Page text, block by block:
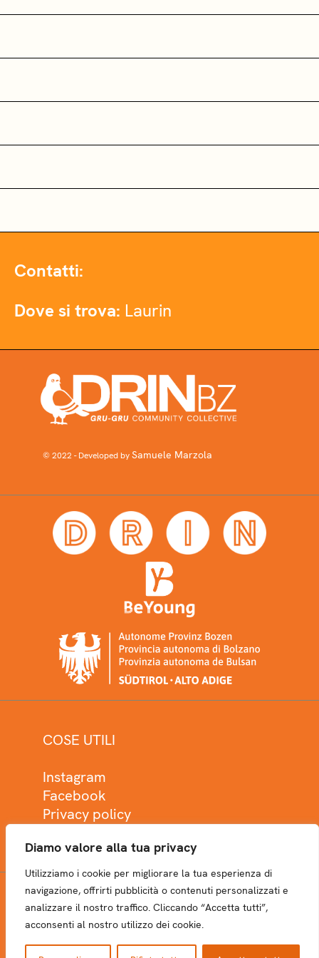
Diamo valore alla tua privacy
Utilizziamo i cookie per migliorare la tua esperienza di
navigazione, offrirti pubblicità o contenuti personalizzati e
analizzare il nostro traffico. Cliccando “Accetta tutti”,
acconsenti al nostro utilizzo dei cookie.
Contatti:
Dove si trova: Laurin
© 2022 - Developed bySamuele Marzola
COSE UTILI
Instagram
Facebook
Privacy policy
NEWSLETTER